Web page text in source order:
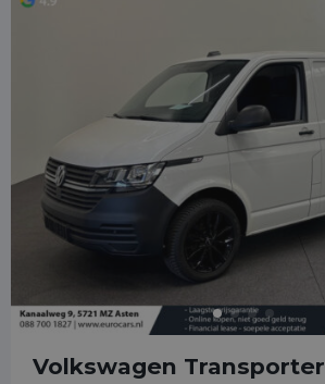
Volkswagen Transporter